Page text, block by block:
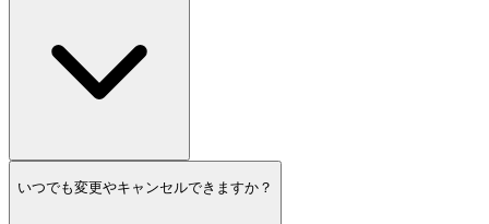
いつでも変更やキャンセルできますか？